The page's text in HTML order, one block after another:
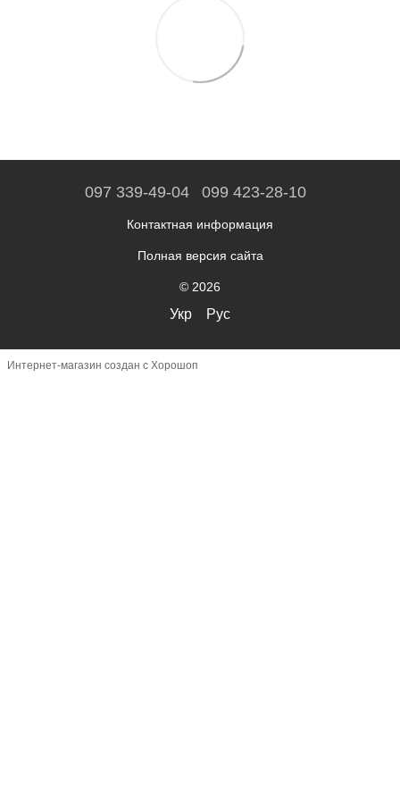
097 339-49-04 099 423-28-10
Контактная информация
Полная версия сайта
© 2026
Укр Рус
Интернет-магазин создан с Хорошоп